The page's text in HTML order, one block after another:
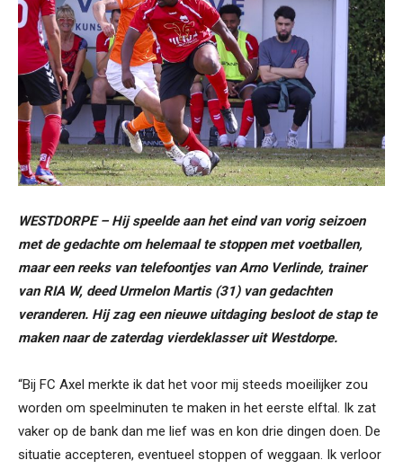
WESTDORPE – Hij speelde aan het eind van vorig seizoen
met de gedachte om helemaal te stoppen met voetballen,
maar een reeks van telefoontjes van Arno Verlinde, trainer
van RIA W, deed Urmelon Martis (31) van gedachten
veranderen. Hij zag een nieuwe uitdaging besloot de stap te
maken naar de zaterdag vierdeklasser uit Westdorpe.
“Bij FC Axel merkte ik dat het voor mij steeds moeilijker zou
worden om speelminuten te maken in het eerste elftal. Ik zat
vaker op de bank dan me lief was en kon drie dingen doen. De
situatie accepteren, eventueel stoppen of weggaan. Ik verloor